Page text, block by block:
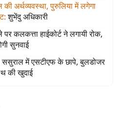
की अर्थव्यवस्था, पुरुलिया में लगेगा
: शुभेंदु अधिकारी
कलकत्ता हाईकोर्ट ने लगायी रोक,
सुनवाई
ससुराल में एसटीएफ के छापे, बुलडोजर
की खुदाई